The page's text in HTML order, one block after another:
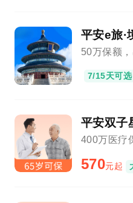
平安e旅·
50万保额
7/15天可选
平安双子
400万医疗
570元起